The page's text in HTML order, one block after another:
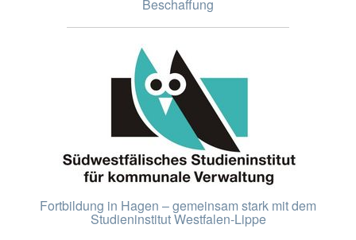
Beschaffung
Fortbildung in Hagen – gemeinsam stark mit dem
Studieninstitut Westfalen-Lippe